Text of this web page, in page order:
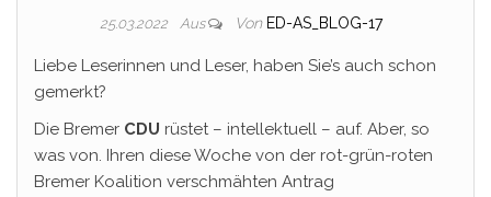
25.03.2022 Aus Von ED-AS_BLOG-17
Liebe Leserinnen und Leser, haben Sie’s auch schon
gemerkt?
Die Bremer CDU rüstet – intellektuell – auf. Aber, so
was von. Ihren diese Woche von der rot-grün-roten
Bremer Koalition verschmähten Antrag